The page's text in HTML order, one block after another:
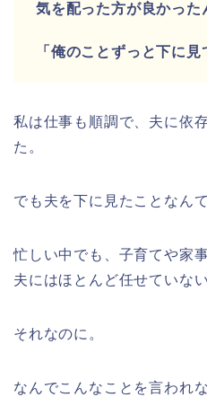
気を配った方が良かった
「俺のことずっと下に見
私は仕事も順調で、夫に依
た。
でも夫を下に見たことなんて
忙しい中でも、子育てや家
夫にはほとんど任せていない
それなのに。
なんでこんなことを言われ